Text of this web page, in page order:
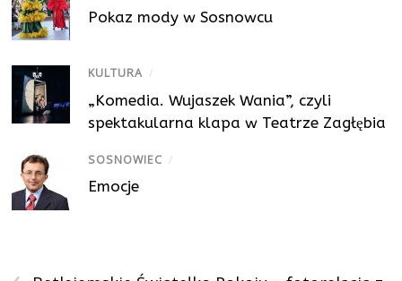
Pokaz mody w Sosnowcu
KULTURA /
„Komedia. Wujaszek Wania”, czyli
spektakularna klapa w Teatrze Zagłębia
SOSNOWIEC /
Emocje